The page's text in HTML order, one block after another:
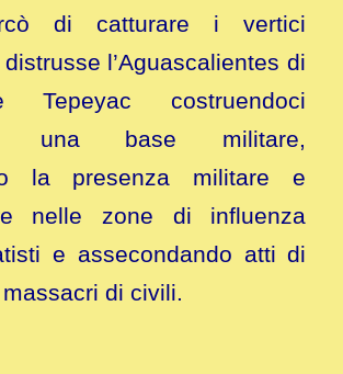
di catturare i vertici
distrusse l’Aguascalientes di
Tepeyac costruendoci
una base militare,
la presenza militare e
nelle zone di influenza
e assecondando atti di
di civili.